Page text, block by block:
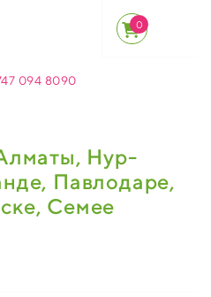
0
094 8090
Нур-
Павлодаре,
Семее